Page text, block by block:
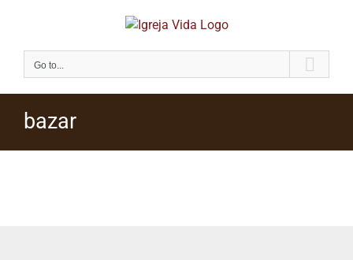
Go to...
bazar